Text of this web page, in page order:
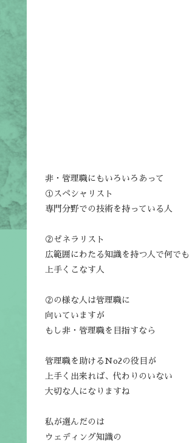
非・管理職にもいろいろあって
①スペシャリスト
専門分野での技術を持っている人
②ゼネラリスト
広範囲にわたる知識を持つ人で何でも
上手くこなす人
②の様な人は管理職に
向いていますが
もし非・管理職を目指すなら
管理職を助けるNo2の役目が
上手く出来れば、代わりのいない
大切な人になりますね
私が選んだのは
ウェディング知識の